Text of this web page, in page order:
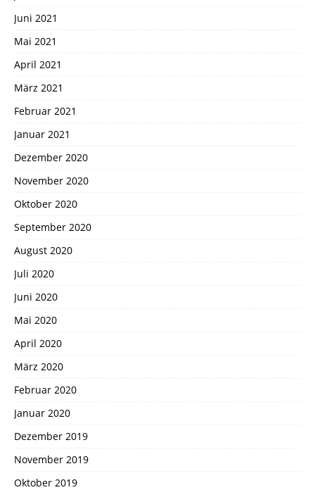
Juni 2021
Mai 2021
April 2021
März 2021
Februar 2021
Januar 2021
Dezember 2020
November 2020
Oktober 2020
September 2020
August 2020
Juli 2020
Juni 2020
Mai 2020
April 2020
März 2020
Februar 2020
Januar 2020
Dezember 2019
November 2019
Oktober 2019